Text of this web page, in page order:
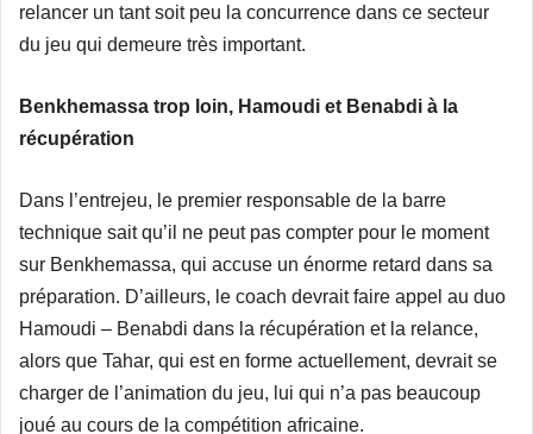
relancer un tant soit peu la concurrence dans ce secteur
du jeu qui demeure très important.
Benkhemassa trop loin, Hamoudi et Benabdi à la
récupération
Dans l’entrejeu, le premier responsable de la barre
technique sait qu’il ne peut pas compter pour le moment
sur Benkhemassa, qui accuse un énorme retard dans sa
préparation. D’ailleurs, le coach devrait faire appel au duo
Hamoudi – Benabdi dans la récupération et la relance,
alors que Tahar, qui est en forme actuellement, devrait se
charger de l’animation du jeu, lui qui n’a pas beaucoup
joué au cours de la compétition africaine.